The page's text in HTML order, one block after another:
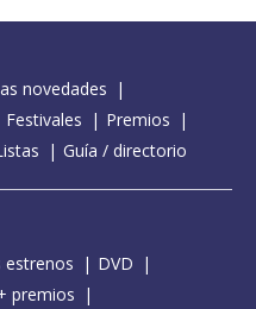
novedades
Festivales
Premios
Guía / directorio
estrenos
DVD
premios